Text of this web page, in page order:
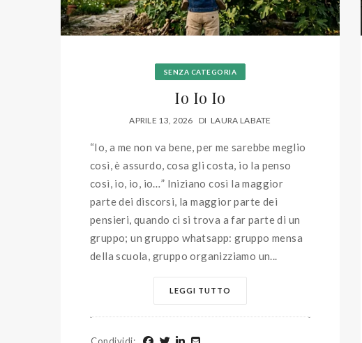
SENZA CATEGORIA
Io Io Io
APRILE 13, 2026 DI LAURA LABATE
“Io, a me non va bene, per me sarebbe meglio
così, è assurdo, cosa gli costa, io la penso
così, io, io, io…” Iniziano così la maggior
parte dei discorsi, la maggior parte dei
pensieri, quando ci si trova a far parte di un
gruppo; un gruppo whatsapp: gruppo mensa
della scuola, gruppo organizziamo un...
LEGGI TUTTO